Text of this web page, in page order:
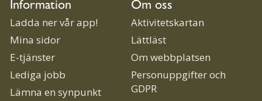
Ladda ner vår app!
Mina sidor
E-tjänster
Lediga jobb
Lämna en synpunkt
Aktivitetskartan
Lättläst
Om webbplatsen
Personuppgifter och
GDPR